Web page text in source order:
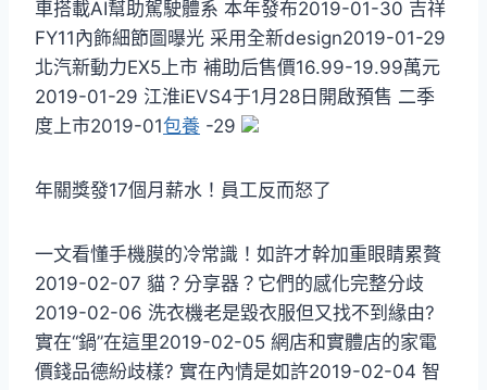
車搭載AI幫助駕駛體系 本年發布2019-01-30 吉祥
FY11內飾細節圖曝光 采用全新design2019-01-29
北汽新動力EX5上市 補助后售價16.99-19.99萬元
2019-01-29 江淮iEVS4于1月28日開啟預售 二季
度上市2019-01包養 -29
年關獎發17個月薪水！員工反而怒了
一文看懂手機膜的冷常識！如許才幹加重眼睛累贅
2019-02-07 貓？分享器？它們的感化完整分歧
2019-02-06 洗衣機老是毀衣服但又找不到緣由?
實在“鍋”在這里2019-02-05 網店和實體店的家電
價錢品德紛歧樣? 實在內情是如許2019-02-04 智